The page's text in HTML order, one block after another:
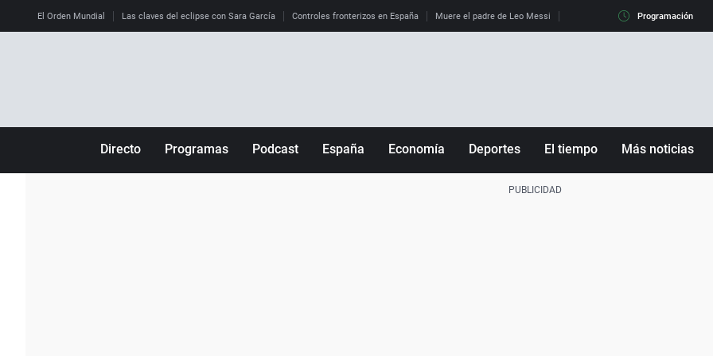
El Orden Mundial Las claves del eclipse con Sara García Controles fronterizos en España Muere el padre de Leo Messi La diferencia entre observar el
Programación
Directo Programas Podcast España Economía Deportes El tiempo Más noticias